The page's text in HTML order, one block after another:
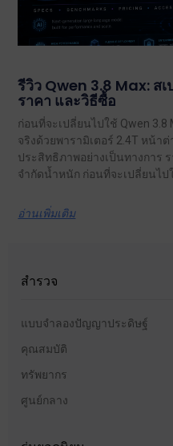
รีวิว Qwen 3.8 Max: ส
ราคา และวิธีซื้อ
ก่อนที่จะเปลี่ยนไปใช้ Qwen
จริงด้วยพารามิเตอร์ 2.4T หน้า
ประสิทธิภาพอย่างเป็นทางการ
จำกัดน้ำหนัก ก่อนที่จะเปลี่ยนไป
อ่านเพิ่มเติม
สำรวจ
แบบจำลองปัญญาประดิษฐ์
คุณสมบัติ
ทรัพยากร
ศูนย์กลาง